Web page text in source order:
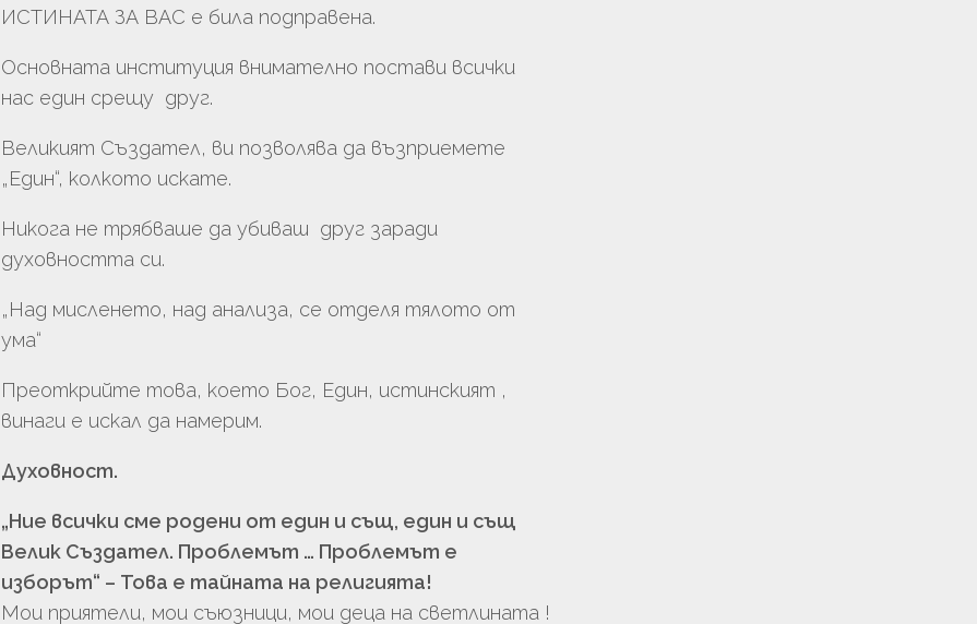
ИСТИНАТА ЗА ВАС е била подправена.
Основната институция внимателно постави всички
нас един срещу друг.
Великият Създател, ви позволява да възприемете
„Един“, колкото искате.
Никога не трябваше да убиваш друг заради
духовността си.
„Над мисленето, над анализа, се отделя тялото от
ума“
Преоткрийте това, което Бог, Един, истинският ,
винаги е искал да намерим.
Духовност.
„Ние всички сме родени от един и същ, един и същ
Велик Създател. Проблемът … Проблемът е
изборът“ – Това е тайната на религията!
Мои приятели, мои съюзници, мои деца на светлината !